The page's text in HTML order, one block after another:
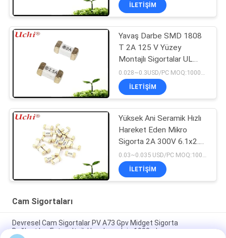
İLETIŞIM
Yavaş Darbe SMD 1808
T 2A 125 V Yüzey
Montajlı Sigortalar UL
cUL ROHS REACH CQC0.028~0.3USD/PC MOQ:1000pcs
İLETIŞIM
Yüksek Ani Seramik Hızlı
Hareket Eden Mikro
Sigorta 2A 300V 6.1x2.5
Mm SSF1200
0.03~0.035 USD/PC MOQ:1000pcs
İLETIŞIM
Cam Sigortaları
Devresel Cam Sigortalar PV A73 Gpv Midget Sigorta
Bağlantıları Fotovoltaik Uygulama İçin 1000vdc